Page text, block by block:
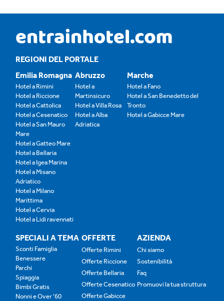
REGIONI DEL PORTALE
Emilia Romagna
Hotel a Rimini
Hotel a Riccione
Hotel a Cattolica
Hotel a Cesenatico
Hotel a San Mauro
Mare
Hotel a Gatteo Mare
Hotel a Bellaria
Hotel a Igea Marina
Hotel a Misano
Adriatico
Hotel a Milano
Marittima
Hotel a Cervia
Hotel a Lidi ravennati
Abruzzo
Hotel a
Martinsicuro
Hotel a Villa Rosa
Hotel a Alba
Adriatica
Marche
Hotel a Fano
Hotel a San Benedetto del
Tronto
Hotel a Gabicce Mare
SPECIALI A TEMA
Sconti Famiglia
Benessere
Parchi
Spiaggia
Bimbi Gratis
Nonni e Over '60
OFFERTE
Offerte Rimini
Offerte Riccione
Offerte Bellaria
Offerte Cesenatico
Offerte Gabicce
AZIENDA
Chi siamo
Sostenibilità
Faq
Promuovi la tua struttura